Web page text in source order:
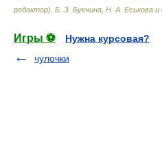
редактор), Б. З. Букчина, Н. А. Еськова и
Игры ⚽
Нужна курсовая?
чулочки